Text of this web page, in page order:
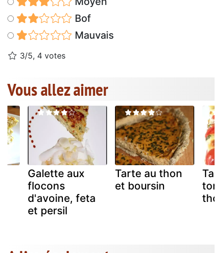
Bof
Mauvais
3/5, 4 votes
Vous allez aimer
Galette aux
flocons
d'avoine, feta
et persil
Tarte au thon
et boursin